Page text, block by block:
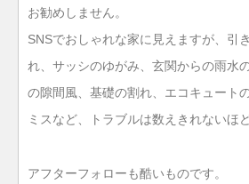
お勧めしません。
SNSでおしゃれな家に見えますが、引
れ、サッシのゆがみ、玄関からの雨水
の隙間風、基礎の割れ、エコキュート
ミスなど、トラブルは数えきれないほ
アフターフォローも酷いものです。